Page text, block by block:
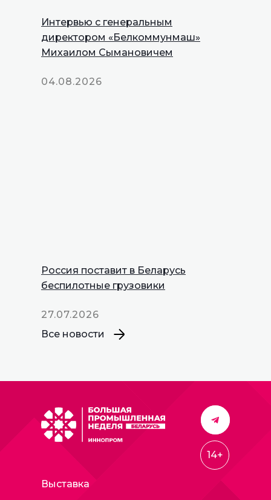
Интервью с генеральным
директором «Белкоммунмаш»
Михаилом Сымановичем
04.08.2026
Россия поставит в Беларусь
беспилотные грузовики
27.07.2026
Все новости
Выставка
14+